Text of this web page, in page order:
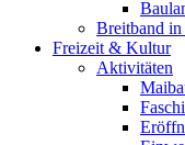
Breitband in
Freizeit & Kultur
Aktivitäten